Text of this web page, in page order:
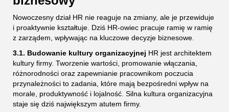
Nowoczesny dział HR nie reaguje na zmiany, ale je przewiduje
i proaktywnie kształtuje. Dziś HR-owiec pracuje ramię w ramię
z zarządem, wpływając na kluczowe decyzje biznesowe.
3.1. Budowanie kultury organizacyjnej HR jest architektem
kultury firmy. Tworzenie wartości, promowanie włączania,
różnorodności oraz zapewnianie pracownikom poczucia
przynależności to zadania, które mają bezpośredni wpływ na
morale, produktywność i lojalność. Silna kultura organizacyjna
staje się dziś największym atutem firmy.